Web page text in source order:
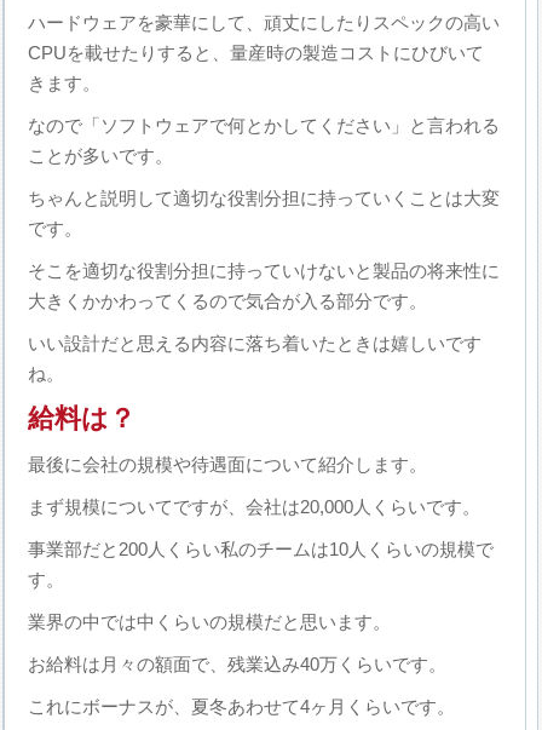
ハードウェアを豪華にして、頑丈にしたりスペックの高い
CPUを載せたりすると、量産時の製造コストにひびいて
きます。
なので「ソフトウェアで何とかしてください」と言われる
ことが多いです。
ちゃんと説明して適切な役割分担に持っていくことは大変
です。
そこを適切な役割分担に持っていけないと製品の将来性に
大きくかかわってくるので気合が入る部分です。
いい設計だと思える内容に落ち着いたときは嬉しいです
ね。
給料は？
最後に会社の規模や待遇面について紹介します。
まず規模についてですが、会社は20,000人くらいです。
事業部だと200人くらい私のチームは10人くらいの規模で
す。
業界の中では中くらいの規模だと思います。
お給料は月々の額面で、残業込み40万くらいです。
これにボーナスが、夏冬あわせて4ヶ月くらいです。